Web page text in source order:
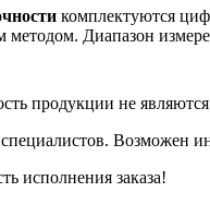
комплектуются
Диапазон
продукции не
Возможен
исполнения заказа!